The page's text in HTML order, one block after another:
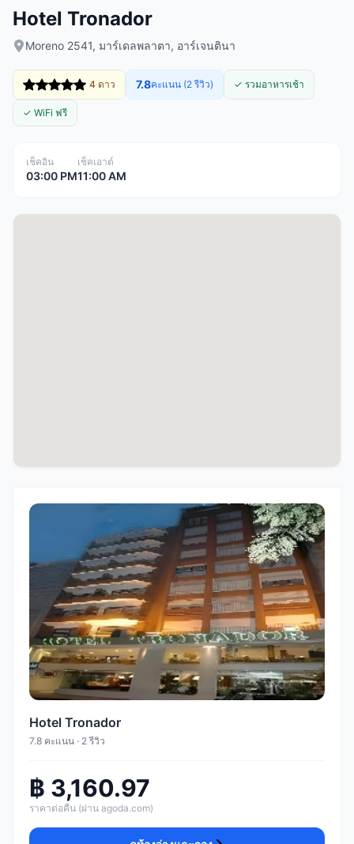
Hotel Tronador
Moreno 2541, มาร์เดลพลาตา, อาร์เจนตินา
4 ดาว 7.8คะแนน (2 รีวิว) ✓ รวมอาหารเช้า
✓ WiFi ฟรี
เช็คอิน
03:00 PM
เช็คเอาต์
11:00 AM
Hotel Tronador
7.8 คะแนน · 2 รีวิว
฿ 3,160.97
ราคาต่อคืน (ผ่าน agoda.com)